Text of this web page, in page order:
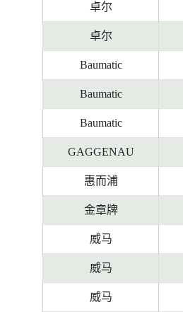
卓尔
卓尔
Baumatic
Baumatic
Baumatic
GAGGENAU
惠而浦
金章牌
威马
威马
威马